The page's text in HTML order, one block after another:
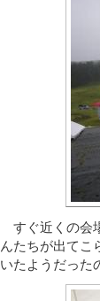
すぐ近くの会
んたちが出てこ
いたようだった